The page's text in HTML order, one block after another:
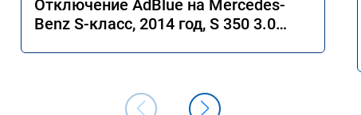
Отключение AdBlue на Mercedes-
Benz S-класс, 2014 год, S 350 3.0